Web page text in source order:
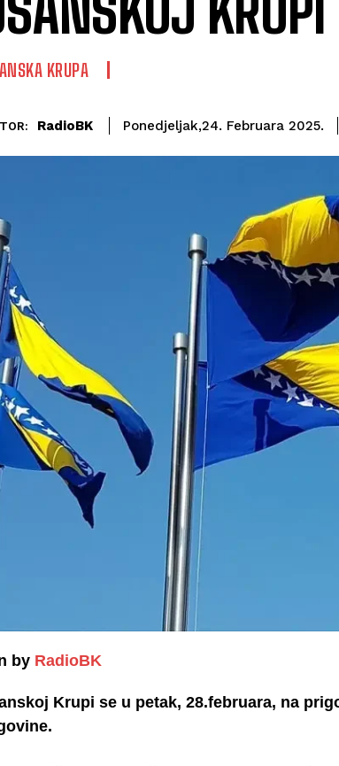
KRUPA
RadioBK Ponedjeljak,24. Februara 2025.
by RadioBK
Krupi se u petak, 28.februara, na